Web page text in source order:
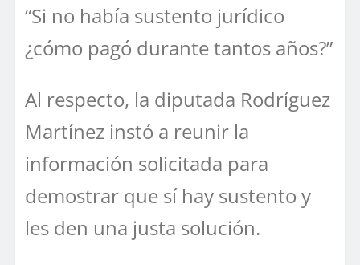
“Si no había sustento jurídico
¿cómo pagó durante tantos años?”
Al respecto, la diputada Rodríguez
Martínez instó a reunir la
información solicitada para
demostrar que sí hay sustento y
les den una justa solución.